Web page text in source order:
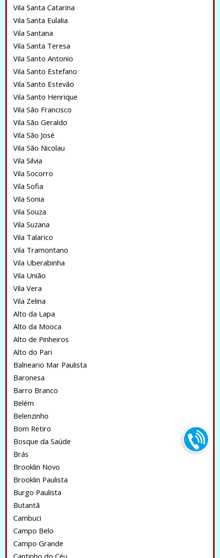
Vila Santa Catarina
Vila Santa Eulalia
Vila Santana
Vila Santa Teresa
Vila Santo Antonio
Vila Santo Estefano
Vila Santo Estevão
Vila Santo Henrique
Vila São Francisco
Vila São Geraldo
Vila São José
Vila São Nicolau
Vila Silvia
Vila Socorro
Vila Sofia
Vila Sonia
Vila Souza
Vila Suzana
Vila Talarico
Vila Tramontano
Vila Uberabinha
Vila União
Vila Vera
Vila Zelina
Alto da Lapa
Alto da Mooca
Alto de Pinheiros
Alto do Pari
Balneario Mar Paulista
Baronesa
Barro Branco
Belém
Belenzinho
Bom Retiro
Bosque da Saúde
Brás
Brooklin Novo
Brooklin Paulista
Burgo Paulista
Butantã
Cambuci
Campo Belo
Campo Grande
Cantinho do Céu